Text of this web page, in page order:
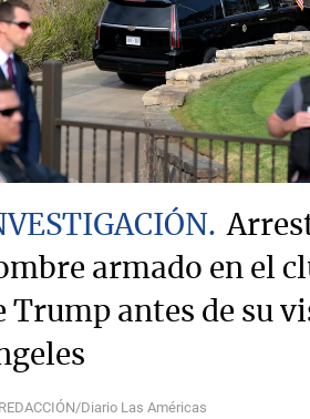
armado en el
Trump antes de su
Diario Las Américas